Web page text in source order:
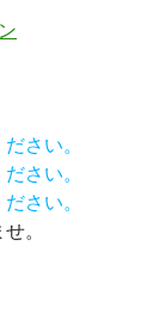
さい。
さい。
さい。
。